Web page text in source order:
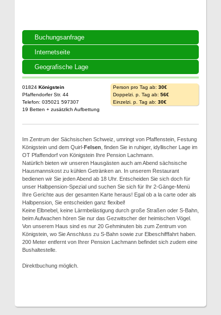
Buchungsanfrage
Internetseite
Geografische Lage
01824 Königstein
Pfaffendorfer Str. 44
Telefon: 035021 597307
19 Betten + zusätzlich Aufbettung
Person pro Tag ab: 30€
Doppelzi. p. Tag ab: 56€
Einzelzi. p. Tag ab: 30€
Im Zentrum der Sächsischen Schweiz, umringt von Pfaffenstein, Festung
Königstein und dem Quirl-Felsen , finden Sie in ruhiger, idyllischer Lage im
OT Pfaffendorf von Königstein Ihre Pension Lachmann.
Natürlich bieten wir unseren Hausgästen auch am Abend sächsische
Hausmannskost zu kühlen Getränken an. In unserem Restaurant
bedienen wir Sie jeden Abend ab 18 Uhr. Entscheiden Sie sich doch für
unser Halbpension-Spezial und suchen Sie sich für Ihr 2-Gänge-Menü
Ihre Gerichte aus der gesamten Karte heraus! Egal ob a la carte oder als
Halbpension, Sie entscheiden ganz flexibel!
Keine Elbnebel, keine Lärmbelästigung durch große Straßen oder S-Bahn,
beim Aufwachen hören Sie nur das Gezwitscher der heimischen Vögel.
Von unserem Haus sind es nur 20 Gehminuten bis zum Zentrum von
Königstein, wo Sie Anschluss zu S-Bahn sowie zur Elbeschifffahrt haben.
200 Meter entfernt von Ihrer Pension Lachmann befindet sich zudem eine
Bushaltestelle.
Direktbuchung möglich.